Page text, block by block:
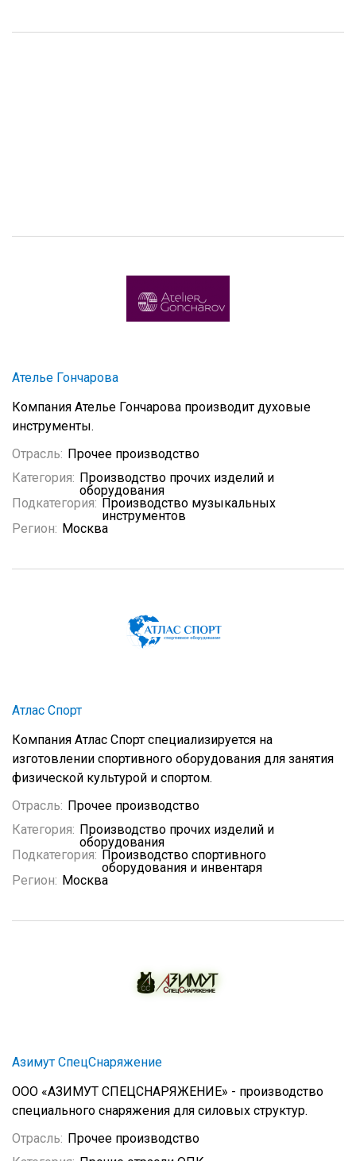
Ателье Гончарова
Компания Ателье Гончарова производит духовые
инструменты.
Отрасль: Прочее производство
Категория: Производство прочих изделий и
оборудования
Подкатегория: Производство музыкальных
инструментов
Регион: Москва
Атлас Спорт
Компания Атлас Спорт специализируется на
изготовлении спортивного оборудования для занятия
физической культурой и спортом.
Отрасль: Прочее производство
Категория: Производство прочих изделий и
оборудования
Подкатегория: Производство спортивного
оборудования и инвентаря
Регион: Москва
Азимут СпецСнаряжение
ООО «АЗИМУТ СПЕЦСНАРЯЖЕНИЕ» - производство
специального снаряжения для силовых структур.
Отрасль: Прочее производство